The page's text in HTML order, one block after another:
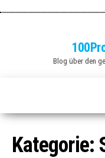
Blog über den
Kategorie: